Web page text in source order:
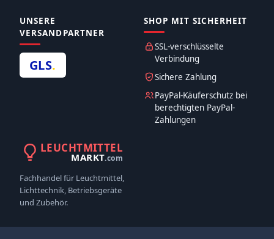
UNSERE
VERSANDPARTNER
GLS.
SHOP MIT SICHERHEIT
SSL-verschlüsselte
Verbindung
Sichere Zahlung
PayPal-Käuferschutz bei
berechtigten PayPal-
Zahlungen
LEUCHTMITTEL
MARKT.com
Fachhandel für Leuchtmittel,
Lichttechnik, Betriebsgeräte
und Zubehör.